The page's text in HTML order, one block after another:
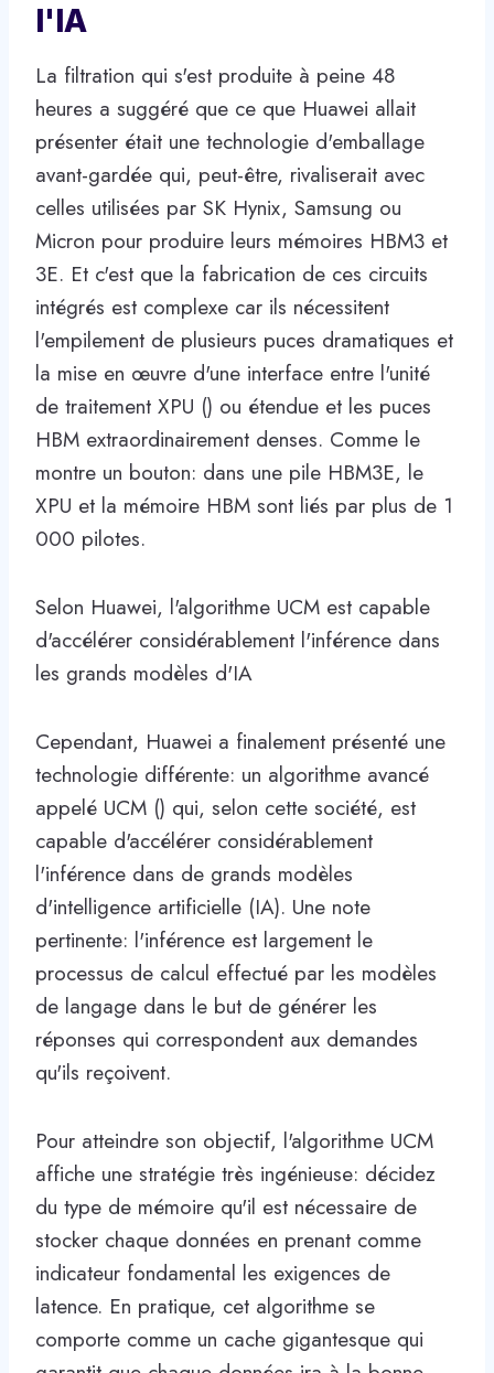
l'IA
La filtration qui s'est produite à peine 48
heures a suggéré que ce que Huawei allait
présenter était une technologie d'emballage
avant-gardée qui, peut-être, rivaliserait avec
celles utilisées par SK Hynix, Samsung ou
Micron pour produire leurs mémoires HBM3 et
3E. Et c'est que la fabrication de ces circuits
intégrés est complexe car ils nécessitent
l'empilement de plusieurs puces dramatiques et
la mise en œuvre d'une interface entre l'unité
de traitement XPU () ou étendue et les puces
HBM extraordinairement denses. Comme le
montre un bouton: dans une pile HBM3E, le
XPU et la mémoire HBM sont liés par plus de 1
000 pilotes.
Selon Huawei, l'algorithme UCM est capable
d'accélérer considérablement l'inférence dans
les grands modèles d'IA
Cependant, Huawei a finalement présenté une
technologie différente: un algorithme avancé
appelé UCM () qui, selon cette société, est
capable d'accélérer considérablement
l'inférence dans de grands modèles
d'intelligence artificielle (IA). Une note
pertinente: l'inférence est largement le
processus de calcul effectué par les modèles
de langage dans le but de générer les
réponses qui correspondent aux demandes
qu'ils reçoivent.
Pour atteindre son objectif, l'algorithme UCM
affiche une stratégie très ingénieuse: décidez
du type de mémoire qu'il est nécessaire de
stocker chaque données en prenant comme
indicateur fondamental les exigences de
latence. En pratique, cet algorithme se
comporte comme un cache gigantesque qui